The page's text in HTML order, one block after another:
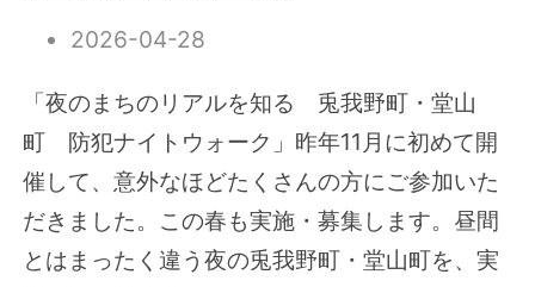
2026-04-28
「夜のまちのリアルを知る 兎我野町・堂山
町 防犯ナイトウォーク」昨年11月に初めて開
催して、意外なほどたくさんの方にご参加いた
だきました。この春も実施・募集します。昼間
とはまったく違う夜の兎我野町・堂山町を、実